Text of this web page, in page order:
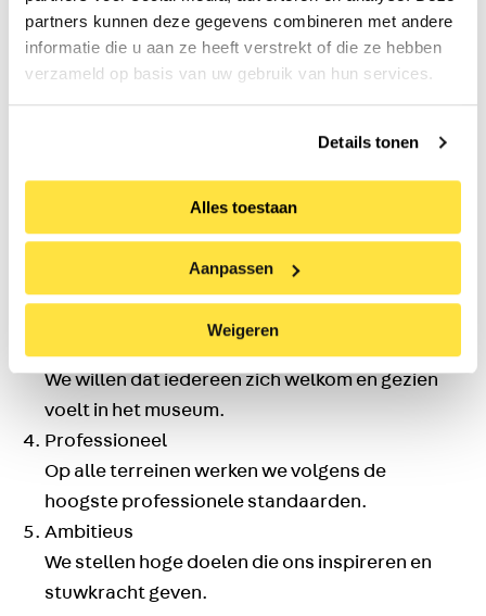
partners kunnen deze gegevens combineren met andere
informatie die u aan ze heeft verstrekt of die ze hebben
verzameld op basis van uw gebruik van hun services.
Details tonen
Alles toestaan
Aanpassen
Weigeren
Bij het vervullen van de missie laten we ons leiden
door vijf kernwaarden:
naar inzichten, kennis, achtergronden en
We willen dat iedereen zich welkom en gezien
voelt in het museum.
Professioneel
Op alle terreinen werken we volgens de
hoogste professionele standaarden.
Ambitieus
We stellen hoge doelen die ons inspireren en
stuwkracht geven.